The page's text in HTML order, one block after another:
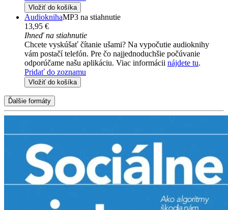
Vložiť do košíka
AudioknihaMP3 na stiahnutie
13,95 €
Ihneď na stiahnutie
Chcete vyskúšať čítanie ušami? Na vypočutie audioknihy
vám postačí telefón. Pre čo najjednoduchšie počúvanie
odporúčame našu aplikáciu. Viac informácii nájdete tu.
Pridať do zoznamu
Vložiť do košíka
Ďalšie formáty